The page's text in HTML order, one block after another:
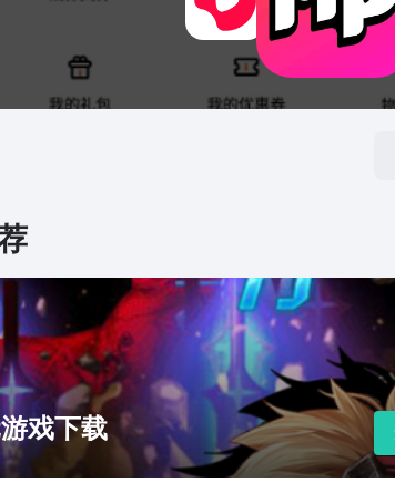
戏下载